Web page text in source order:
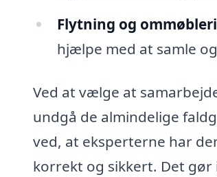
Flytning og
hjælpe med at samle
Ved at vælge at
undgå de almindelige
ved, at eksperterne har
korrekt og sikkert. Det gør